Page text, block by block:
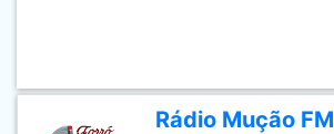
Rádio Mução FM